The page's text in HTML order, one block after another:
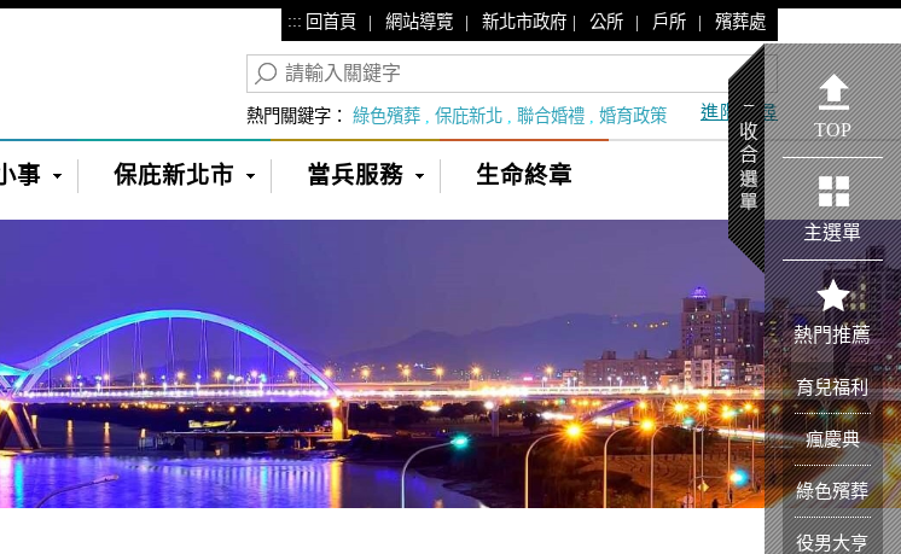
::: 回首頁 | 網站導覽 | 新北市政府 | 公所 | 戶所 | 殯葬處
熱門關鍵字： 綠色殯葬 保庇新北 聯合婚禮 婚育政策 進階搜尋
事 保庇新北市 當兵服務 生命終章
TOP
主選單
熱門推薦
育兒福利
瘋慶典
綠色殯葬
役男大亨